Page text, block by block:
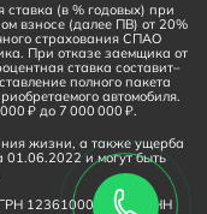
(в % годовых) при
взносе (далее ПВ) от 20%
страхования СПАО
При отказе заемщика от
ставка составит–
полного пакета
автомобиля.
₽ до 7 000 000 ₽.
жизни, а также ущерба
01.06.2022 и могут быть
1236100016910, ИНН